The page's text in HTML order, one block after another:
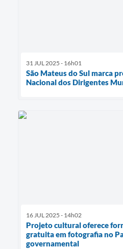
31 JUL 2025 - 16h01
São Mateus do Sul marca
Nacional dos Dirigentes
16 JUL 2025 - 14h02
Projeto cultural oferece
gratuita em fotografia no
governamental